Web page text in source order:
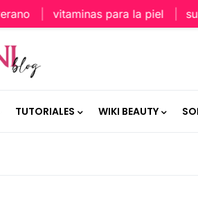
vitaminas para la piel
TUTORIALES WIKI BEAUTY